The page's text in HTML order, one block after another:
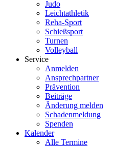
Judo
Leichtathletik
Reha-Sport
Schießsport
Turnen
Volleyball
Service
Anmelden
Ansprechpartner
Prävention
Beiträge
Änderung melden
Schadenmeldung
Spenden
Kalender
Alle Termine